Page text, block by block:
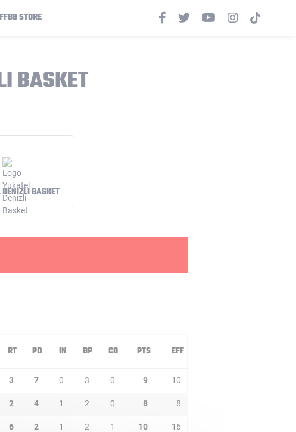
FFBB STORE
BASKET
BASKET
RT PD IN BP CO PTS EFF
3 7 0 3 0 9 10
2 4 1 2 0 8 8
6 2 1 2 1 10 16